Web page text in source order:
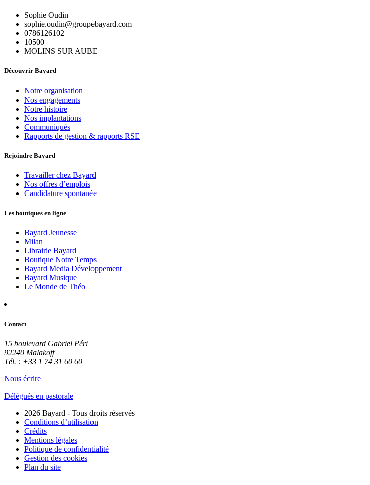
Sophie Oudin
sophie.oudin@groupebayard.com
0786126102
10500
MOLINS SUR AUBE
Découvrir Bayard
Notre organisation
Nos engagements
Notre histoire
Nos implantations
Communiqués
Rapports de gestion & rapports RSE
Rejoindre Bayard
Travailler chez Bayard
Nos offres d’emplois
Candidature spontanée
Les boutiques en ligne
Bayard Jeunesse
Milan
Librairie Bayard
Boutique Notre Temps
Bayard Media Développement
Bayard Musique
Le Monde de Théo
Contact
15 boulevard Gabriel Péri
92240 Malakoff
Tél. : +33 1 74 31 60 60
Nous écrire
Délégués en pastorale
2026 Bayard - Tous droits réservés
Conditions d’utilisation
Crédits
Mentions légales
Politique de confidentialité
Gestion des cookies
Plan du site